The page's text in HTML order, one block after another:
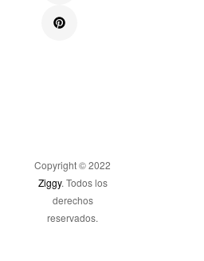
Copyright © 2022
Ziggy. Todos los
derechos
reservados.